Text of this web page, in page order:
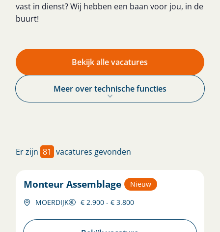
vast in dienst? Wij hebben een baan voor jou, in de
buurt!
Bekijk alle vacatures
Meer over technische functies
Er zijn 81 vacatures gevonden
Monteur Assemblage
Nieuw
MOERDIJK
€ 2.900 - € 3.800